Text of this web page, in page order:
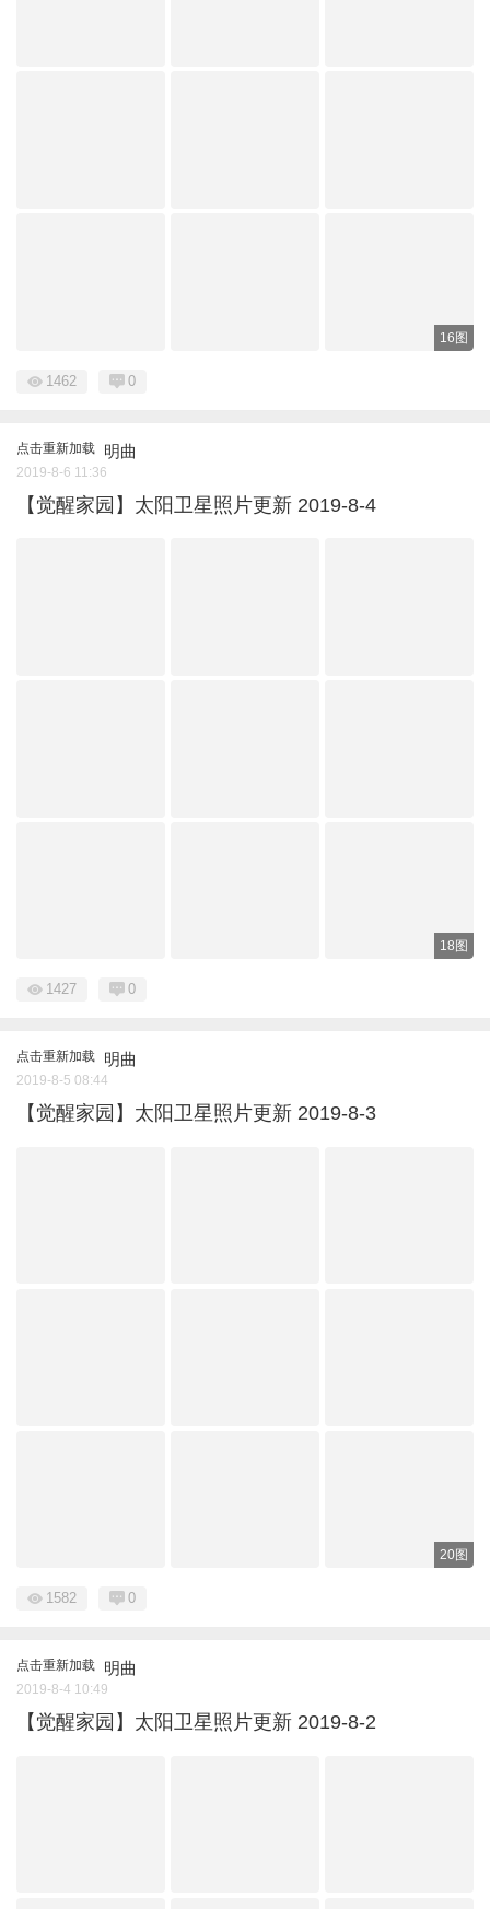
16图
1462 0
点击重新加载 明曲
2019-8-6 11:36
【觉醒家园】太阳卫星照片更新 2019-8-4
18图
1427 0
点击重新加载 明曲
2019-8-5 08:44
【觉醒家园】太阳卫星照片更新 2019-8-3
20图
1582 0
点击重新加载 明曲
2019-8-4 10:49
【觉醒家园】太阳卫星照片更新 2019-8-2